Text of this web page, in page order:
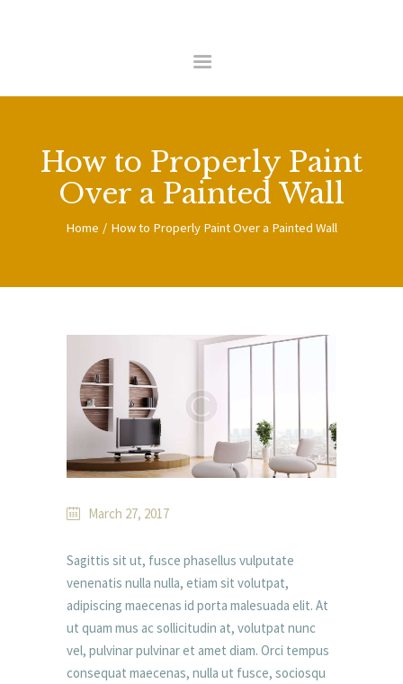
How to Properly Paint
Over a Painted Wall
Home How to Properly Paint Over a Painted Wall
RESIDENTIAL
CONTACT
March 27, 2017
Sagittis sit ut, fusce phasellus vulputate
venenatis nulla nulla, etiam sit volutpat,
adipiscing maecenas id porta malesuada elit. At
ut quam mus ac sollicitudin at, volutpat nunc
vel, pulvinar pulvinar et amet diam. Orci tempus
consequat maecenas, nulla ut fusce, sociosqu